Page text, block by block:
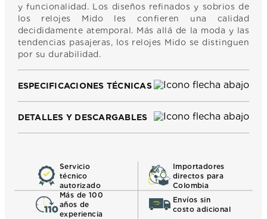
y funcionalidad. Los diseños refinados y sobrios de
los relojes Mido les confieren una calidad
decididamente atemporal. Más allá de la moda y las
tendencias pasajeras, los relojes Mido se distinguen
por su durabilidad.
ESPECIFICACIONES TÉCNICAS
DETALLES Y DESCARGABLES
Servicio
técnico
autorizado
Importadores
directos para
Colombia
Más de 100
años de
experiencia
Envíos sin
costo adicional